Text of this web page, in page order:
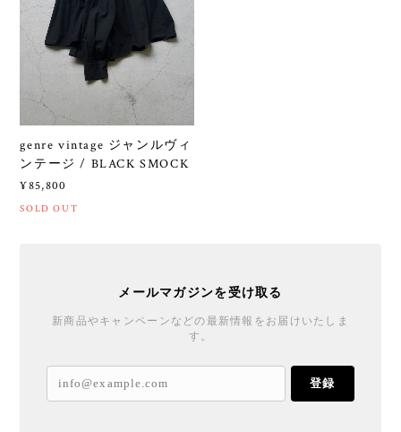
genre vintage ジャンルヴィ
ンテージ / BLACK SMOCK
¥85,800
SOLD OUT
メールマガジンを受け取る
新商品やキャンペーンなどの最新情報をお届けいたしま
す。
登録